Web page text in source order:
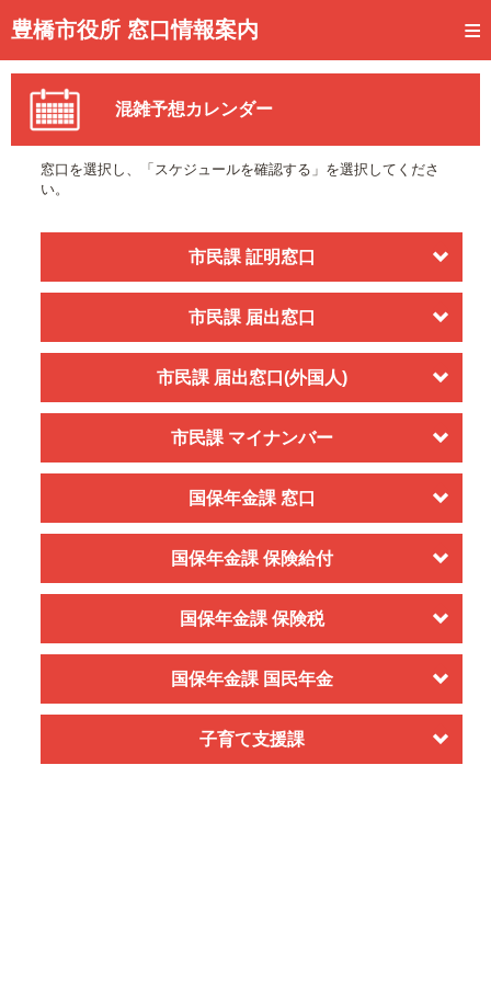
豊橋市役所 窓口情報案内
トップページ
事前予約
予約状況確認
メール通知登録
混雑予想カレンダー
混雑予想カレンダー
窓口を選択し、「スケジュールを確認する」を選択してくださ
い。
市民課 証明窓口
市民課 届出窓口
市民課 届出窓口(外国人)
市民課 マイナンバー
国保年金課 窓口
国保年金課 保険給付
国保年金課 保険税
国保年金課 国民年金
子育て支援課